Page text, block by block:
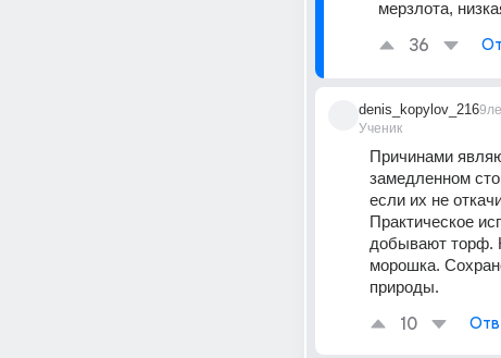
мерзлота,
36
denis_kopylov_216
Ученик
Причинами
замедленном
если их не
Практическое
добывают торф.
морошка.
природы.
10